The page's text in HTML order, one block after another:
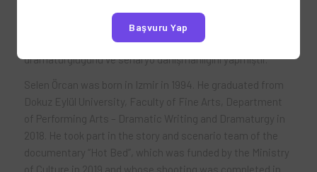
Altın Koza Film Festivali “En İyi Senaryo” ödülünü almıştır.
Bu süreçte çok sayıda kısa ve uzun metraj filmin
dramaturgluğunu ve senaryo danışmanlığını yapmıştır.
Selen Örcan
was born in Izmir in 1994. He graduated from
Dokuz Eylül University, Faculty of Fine Arts, Department
of Performing Arts – Dramatic Writing and Dramaturgy in
2018. He took part in the story and scenario team of the
documentary “Hot Bed”, which was funded by the Ministry
of Culture in 2019 and whose shooting was completed in
Başvuru Yap